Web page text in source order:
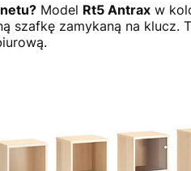
Model Rt5 Antraxw
szafkę zamykaną na klucz.